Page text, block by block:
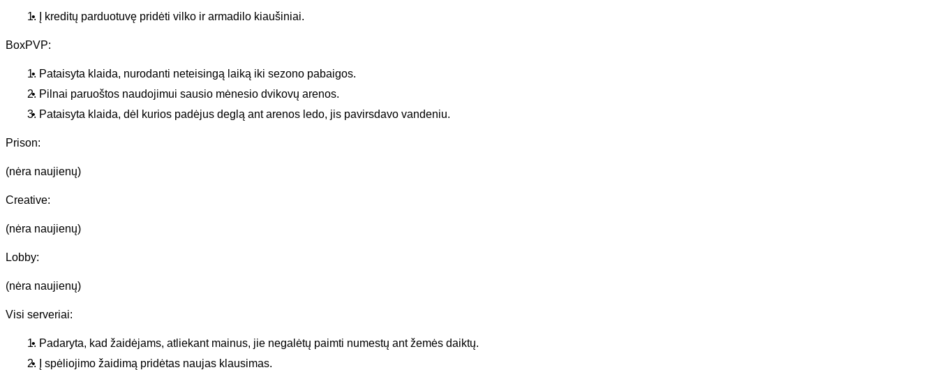
Į kreditų parduotuvę pridėti vilko ir armadilo kiaušiniai.
BoxPVP:
Pataisyta klaida, nurodanti neteisingą laiką iki sezono pabaigos.
Pilnai paruoštos naudojimui sausio mėnesio dvikovų arenos.
Pataisyta klaida, dėl kurios padėjus deglą ant arenos ledo, jis pavirsdavo vandeniu.
Prison:
(nėra naujienų)
Creative:
(nėra naujienų)
Lobby:
(nėra naujienų)
Visi serveriai:
Padaryta, kad žaidėjams, atliekant mainus, jie negalėtų paimti numestų ant žemės daiktų.
Į spėliojimo žaidimą pridėtas naujas klausimas.